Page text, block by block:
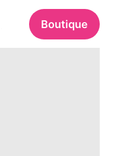
Boutique